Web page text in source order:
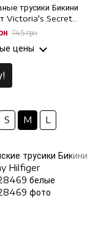
трусики Бикини
Victoria's Secret
молочные, M
745 грн
цены
S M L